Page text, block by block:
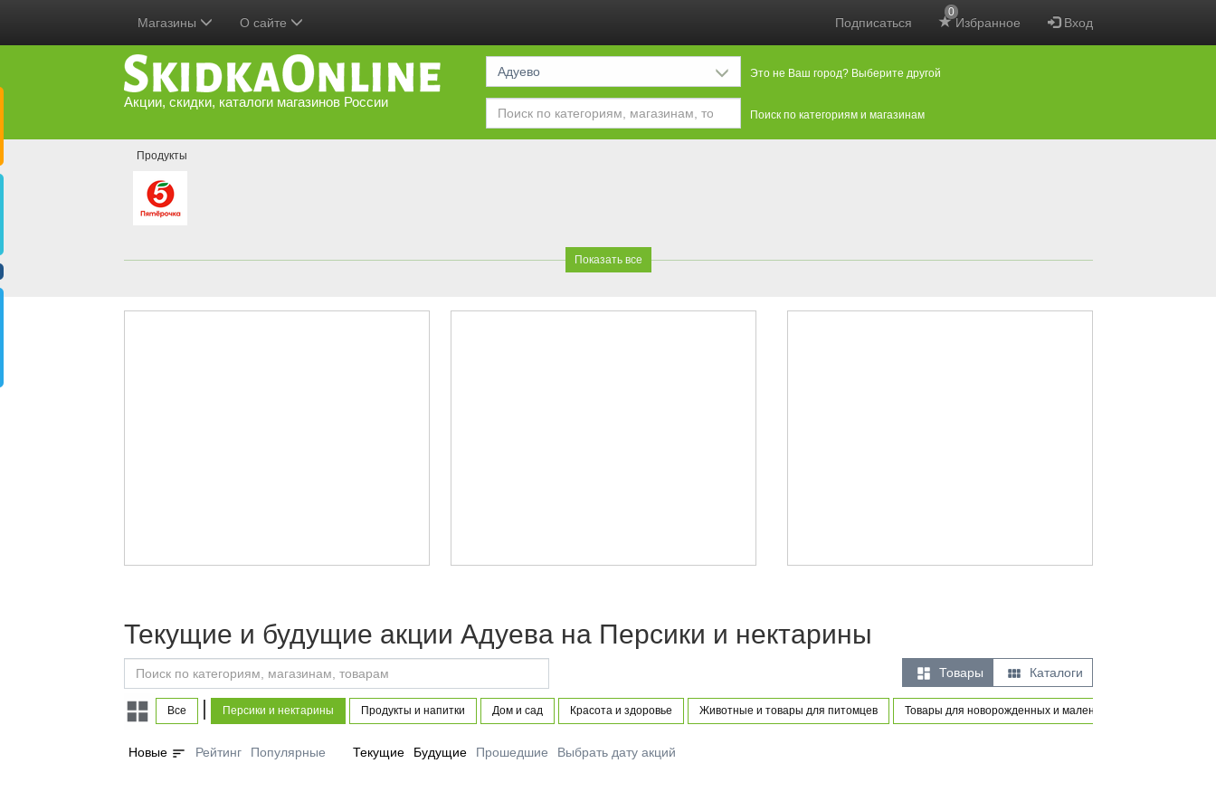
Подписаться Избранное
0
Вход
Магазины О сайте
Акции, скидки, каталоги магазинов России
Адуево Это не Ваш город? Выберите другой
Поиск по категориям и магазинам
Продукты
Показать все
Текущие и будущие акции Адуева на Персики и нектарины
 Товары  Каталоги
Все | Персики и нектарины Продукты и напитки Дом и сад Красота и здоровье Животные и товары для питомцев Товары для новорожденных и маленьких детей
Новые sort Рейтинг Популярные Текущие Будущие Прошедшие Выбрать дату акций